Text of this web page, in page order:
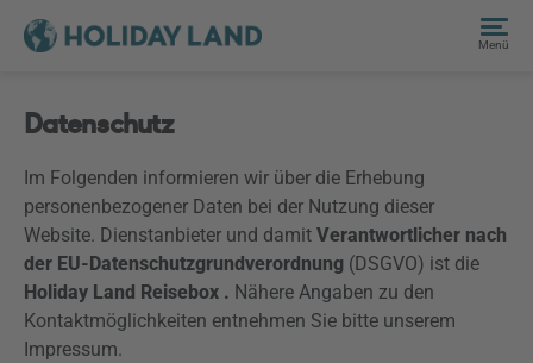
Menü
Datenschutz
Im Folgenden informieren wir über die Erhebung
personenbezogener Daten bei der Nutzung dieser
Website. Dienstanbieter und damit Verantwortlicher nach
der EU-Datenschutzgrundverordnung (DSGVO) ist die
Holiday Land Reisebox . Nähere Angaben zu den
Kontaktmöglichkeiten entnehmen Sie bitte unserem
Impressum.